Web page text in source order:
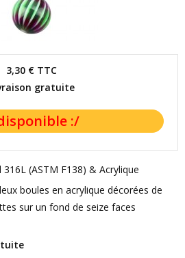
3,30 € TTC
gratuite
316L (ASTM F138) & Acrylique
boules en acrylique décorées de
sur un fond de seize faces